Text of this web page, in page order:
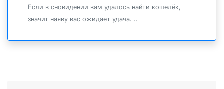
Если в сновидении вам удалось найти кошелёк,
значит наяву вас ожидает удача. ..